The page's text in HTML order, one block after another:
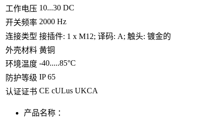
工作电压 10...30 DC
开关频率 2000 Hz
连接类型 接插件: 1 x M12; 译码: A; 触头: 镀金的
外壳材料 黄铜
环境温度 -40.....85°C
防护等级 IP 65
认证证书 CE cULus UKCA
产品名称 ：